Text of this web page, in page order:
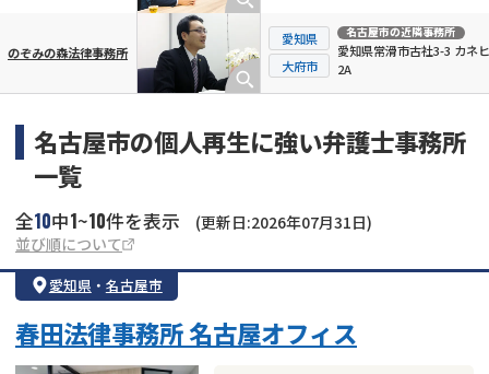
のぞみの森法律事務所
愛知県
大府市
名古屋市の近隣事務所
愛知県常滑市古社3-3 カネ
2A
名古屋市の個人再生に強い弁護士事務所
一覧
全10中1~10件を表示
(更新日:2026年07月31日)
並び順について
愛知県 ・ 名古屋市
春田法律事務所 名古屋オフィス